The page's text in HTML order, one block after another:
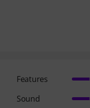
Features
Sound